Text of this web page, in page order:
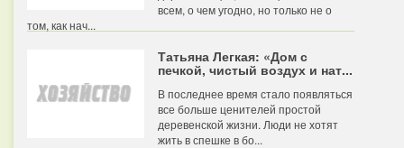
всем, о чем угодно, но только не о
том, как нач...
Татьяна Легкая: «Дом с
печкой, чистый воздух и нат...
В последнее время стало появляться
все больше ценителей простой
деревенской жизни. Люди не хотят
жить в спешке в бо...